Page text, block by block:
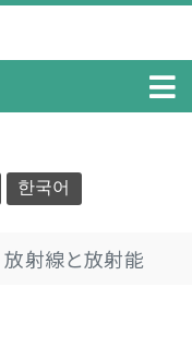
くお伝えします。
한국어
放射線と放射能